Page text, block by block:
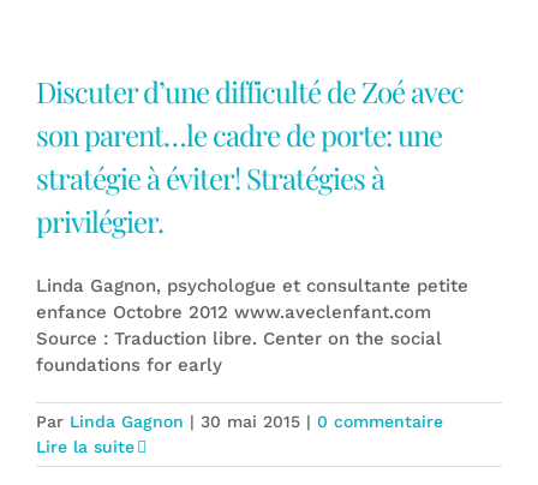
Discuter d’une difficulté de Zoé avec
son parent…le cadre de porte: une
stratégie à éviter! Stratégies à
privilégier.
Linda Gagnon, psychologue et consultante petite
enfance Octobre 2012 www.aveclenfant.com
Source : Traduction libre. Center on the social
foundations for early
Par Linda Gagnon | 30 mai 2015 | 0 commentaire
Lire la suite